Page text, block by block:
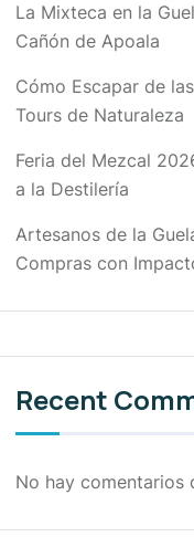
La Mixteca en la
Cañón de Apoala
Cómo Escapar de
Tours de Naturaleza
Feria del Mezcal
a la Destilería
Artesanos de la
Compras con
Recent
No hay comentarios